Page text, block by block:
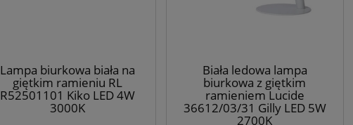
Lampa biurkowa biała na
giętkim ramieniu RL
R52501101 Kiko LED 4W
3000K
Biała ledowa lampa
biurkowa z giętkim
ramieniem Lucide
36612/03/31 Gilly LED 5W
2700K